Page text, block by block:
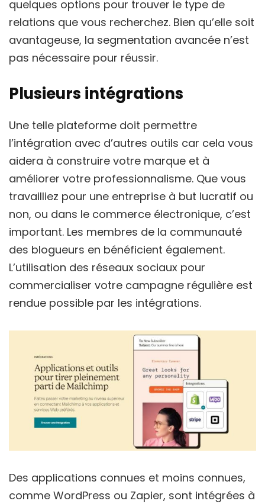
quelques options pour trouver le type de
relations que vous recherchez. Bien qu’elle soit
avantageuse, la segmentation avancée n’est
pas nécessaire pour réussir.
Plusieurs intégrations
Une telle plateforme doit permettre
l’intégration avec d’autres outils car cela vous
aidera à construire votre marque et à
améliorer votre professionnalisme. Que vous
travailliez pour une entreprise à but lucratif ou
non, ou dans le commerce électronique, c’est
important. Les membres de la communauté
des blogueurs en bénéficient également.
L’utilisation des réseaux sociaux pour
commercialiser votre campagne régulière est
rendue possible par les intégrations.
Des applications connues et moins connues,
comme WordPress ou Zapier, sont intégrées à